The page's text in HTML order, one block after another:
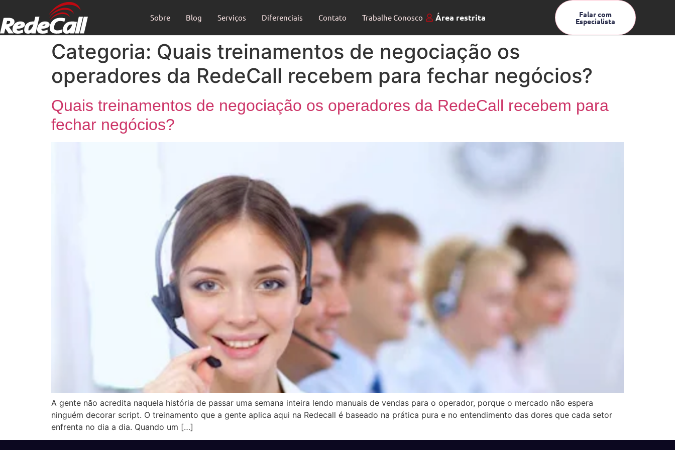
Sobre Blog Serviços Diferenciais Contato Trabalhe Conosco Área restrita Falar com
Especialista
Categoria: Quais treinamentos de negociação os
operadores da RedeCall recebem para fechar negócios?
Quais treinamentos de negociação os operadores da RedeCall recebem para
fechar negócios?
A gente não acredita naquela história de passar uma semana inteira lendo manuais de vendas para o operador, porque o mercado não espera
ninguém decorar script. O treinamento que a gente aplica aqui na Redecall é baseado na prática pura e no entendimento das dores que cada setor
enfrenta no dia a dia. Quando um […]